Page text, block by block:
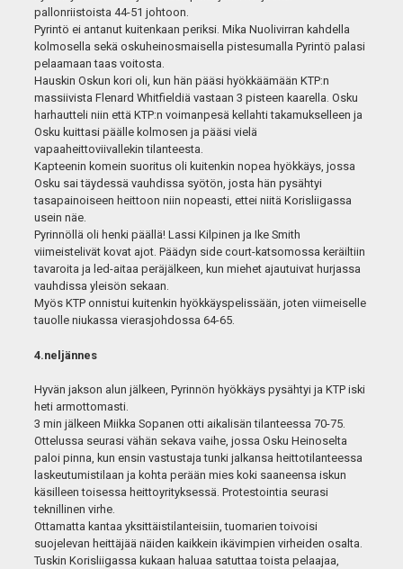
pallonriistoista 44-51 johtoon.
Pyrintö ei antanut kuitenkaan periksi. Mika Nuolivirran kahdella
kolmosella sekä oskuheinosmaisella pistesumalla Pyrintö palasi
pelaamaan taas voitosta.
Hauskin Oskun kori oli, kun hän pääsi hyökkäämään KTP:n
massiivista Flenard Whitfieldiä vastaan 3 pisteen kaarella. Osku
harhautteli niin että KTP:n voimanpesä kellahti takamukselleen ja
Osku kuittasi päälle kolmosen ja pääsi vielä
vapaaheittoviivallekin tilanteesta.
Kapteenin komein suoritus oli kuitenkin nopea hyökkäys, jossa
Osku sai täydessä vauhdissa syötön, josta hän pysähtyi
tasapainoiseen heittoon niin nopeasti, ettei niitä Korisliigassa
usein näe.
Pyrinnöllä oli henki päällä! Lassi Kilpinen ja Ike Smith
viimeistelivät kovat ajot. Päädyn side court-katsomossa keräiltiin
tavaroita ja led-aitaa peräjälkeen, kun miehet ajautuivat hurjassa
vauhdissa yleisön sekaan.
Myös KTP onnistui kuitenkin hyökkäyspelissään, joten viimeiselle
tauolle niukassa vierasjohdossa 64-65.
4.neljännes
Hyvän jakson alun jälkeen, Pyrinnön hyökkäys pysähtyi ja KTP iski
heti armottomasti.
3 min jälkeen Miikka Sopanen otti aikalisän tilanteessa 70-75.
Ottelussa seurasi vähän sekava vaihe, jossa Osku Heinoselta
paloi pinna, kun ensin vastustaja tunki jalkansa heittotilanteessa
laskeutumistilaan ja kohta perään mies koki saaneensa iskun
käsilleen toisessa heittoyrityksessä. Protestointia seurasi
teknillinen virhe.
Ottamatta kantaa yksittäistilanteisiin, tuomarien toivoisi
suojelevan heittäjää näiden kaikkein ikävimpien virheiden osalta.
Tuskin Korisliigassa kukaan haluaa satuttaa toista pelaajaa,